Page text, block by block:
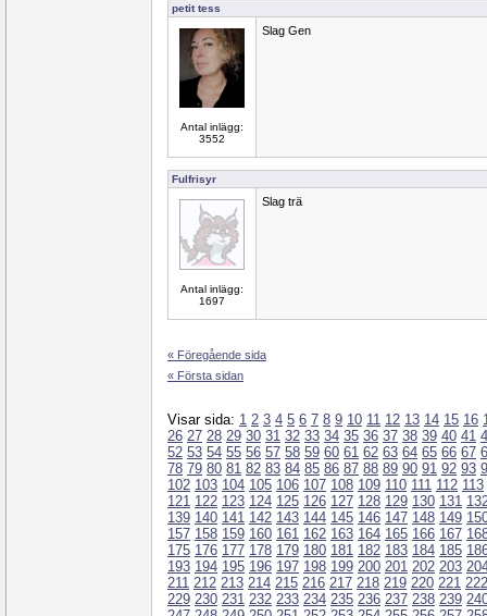
petit tess
Antal inlägg:
3552
Slag Gen
Fulfrisyr
Antal inlägg:
1697
Slag trä
« Föregående sida
« Första sidan
Visar sida: 1 2 3 4 5 6 7 8 9 10 11 12 13 14 15 16
26 27 28 29 30 31 32 33 34 35 36 37 38 39 40 41
52 53 54 55 56 57 58 59 60 61 62 63 64 65 66 67
78 79 80 81 82 83 84 85 86 87 88 89 90 91 92 93
102 103 104 105 106 107 108 109 110 111 112 113
121 122 123 124 125 126 127 128 129 130 131
139 140 141 142 143 144 145 146 147 148 149
157 158 159 160 161 162 163 164 165 166 167
175 176 177 178 179 180 181 182 183 184 185
193 194 195 196 197 198 199 200 201 202 203
211 212 213 214 215 216 217 218 219 220 221 222
229 230 231 232 233 234 235 236 237 238 239